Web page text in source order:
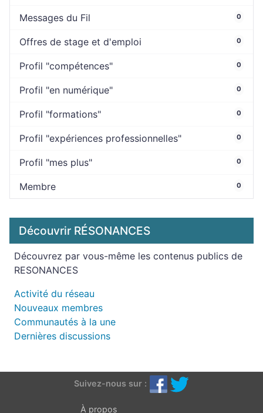
Messages du Fil 0
Offres de stage et d'emploi 0
Profil "compétences" 0
Profil "en numérique" 0
Profil "formations" 0
Profil "expériences professionnelles" 0
Profil "mes plus" 0
Membre 0
Découvrir RÉSONANCES
Découvrez par vous-même les contenus publics de
RESONANCES
Activité du réseau
Nouveaux membres
Communautés à la une
Dernières discussions
Suivez-nous sur :
À propos